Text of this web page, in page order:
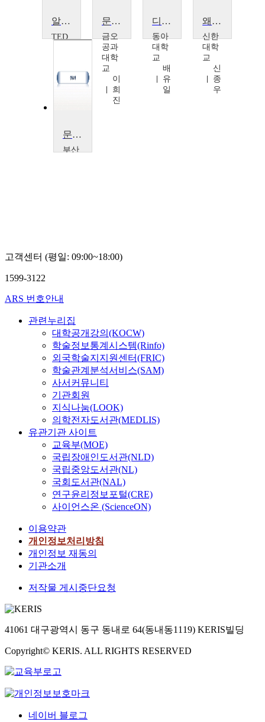
알렉스 태브록의 위기를 극복하는 아이디어들
TED
문제해결 능력향상을 위한 전기자기학1
금오
공과
대학
교
이
희
진
디자인사고를 통한 창의적 사회문제 해결
동아
대학
교
배
유
일
왜(Why), 문제해결능력이 중요할까요
신한
대학
교
신
종
우
문제해결을 위한 데이터 활용 및 분석
부산
고객센터 (평일: 09:00~18:00)
1599-3122
ARS 번호안내
관련누리집
대학공개강의(KOCW)
학술정보통계시스템(Rinfo)
외국학술지지원센터(FRIC)
학술관계분석서비스(SAM)
사서커뮤니티
기관회원
지식나눔(LOOK)
의학전자도서관(MEDLIS)
유관기관 사이트
교육부(MOE)
국립장애인도서관(NLD)
국립중앙도서관(NL)
국회도서관(NAL)
연구윤리정보포털(CRE)
사이언스온 (ScienceON)
이용약관
개인정보처리방침
개인정보 재동의
기관소개
저작물 게시중단요청
41061 대구광역시 동구 동내로 64(동내동1119) KERIS빌딩
Copyright© KERIS. ALL RIGHTS RESERVED
네이버 블로그